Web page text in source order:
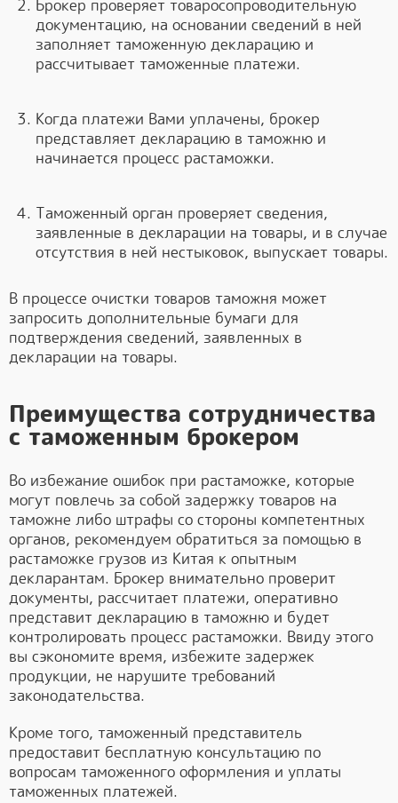
Брокер проверяет товаросопроводительную
документацию, на основании сведений в ней
заполняет таможенную декларацию и
рассчитывает таможенные платежи.
Когда платежи Вами уплачены, брокер
представляет декларацию в таможню и
начинается процесс растаможки.
Таможенный орган проверяет сведения,
заявленные в декларации на товары, и в случае
отсутствия в ней нестыковок, выпускает товары.
В процессе очистки товаров таможня может
запросить дополнительные бумаги для
подтверждения сведений, заявленных в
декларации на товары.
Преимущества сотрудничества
с таможенным брокером
Во избежание ошибок при растаможке, которые
могут повлечь за собой задержку товаров на
таможне либо штрафы со стороны компетентных
органов, рекомендуем обратиться за помощью в
растаможке грузов из Китая к опытным
декларантам. Брокер внимательно проверит
документы, рассчитает платежи, оперативно
представит декларацию в таможню и будет
контролировать процесс растаможки. Ввиду этого
вы сэкономите время, избежите задержек
продукции, не нарушите требований
законодательства.
Кроме того, таможенный представитель
предоставит бесплатную консультацию по
вопросам таможенного оформления и уплаты
таможенных платежей.